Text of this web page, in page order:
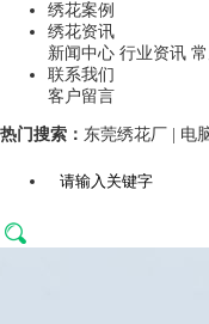
绣花案例
绣花资讯
新闻中心 行业资讯
联系我们
客户留言
热门搜索： 东莞绣花厂 电